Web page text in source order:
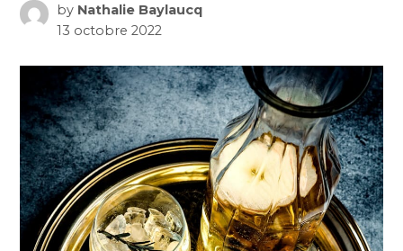
by Nathalie Baylaucq
13 octobre 2022